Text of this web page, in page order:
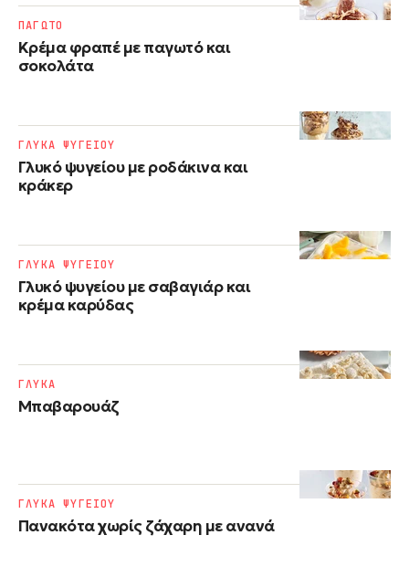
Κρέμα φραπέ με παγωτό και
σοκολάτα
ΠΑΓΩΤΟ
Γλυκό ψυγείου με ροδάκινα και
κράκερ
ΓΛΥΚΑ ΨΥΓΕΙΟΥ
Γλυκό ψυγείου με σαβαγιάρ και
κρέμα καρύδας
ΓΛΥΚΑ ΨΥΓΕΙΟΥ
Μπαβαρουάζ
ΓΛΥΚΑ
Πανακότα χωρίς ζάχαρη με ανανά
ΓΛΥΚΑ ΨΥΓΕΙΟΥ